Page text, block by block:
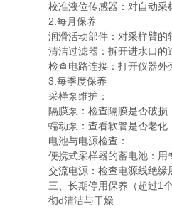
校准液位传感器：对自动采样
2.每月保养
润滑活动部件：对采样臂的轴
清洁过滤器：拆开进水口的过
检查电路连接：打开仪器外壳
3.每季度保养
采样泵维护：
隔膜泵：检查隔膜是否破损（
蠕动泵：查看软管是否老化（
电池与电源检查：
便携式采样器的蓄电池：用专
交流电源：检查电源线绝缘
三、长期停用保养（超过1个
彻d清洁与干燥